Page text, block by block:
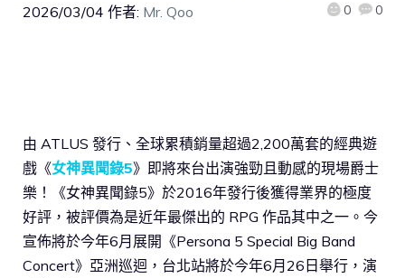
2026/03/04 作者: Mr. Qoo 0 0
由 ATLUS 發行、全球累積銷量超過2,200萬套的經典遊
戲《女神異聞錄5》即將來台出演強勁且動感的現場爵士
樂！《女神異聞錄5》於2016年發行後獲得業界的極度
好評，被評價為是近年最傑出的 RPG 作品其中之一。今
宣佈將於今年6月展開《Persona 5 Special Big Band
Concert》亞洲巡迴，台北站將於今年6月26日舉行，演